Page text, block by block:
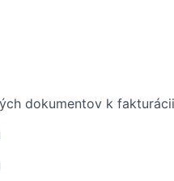
dokumentov k fakturácii